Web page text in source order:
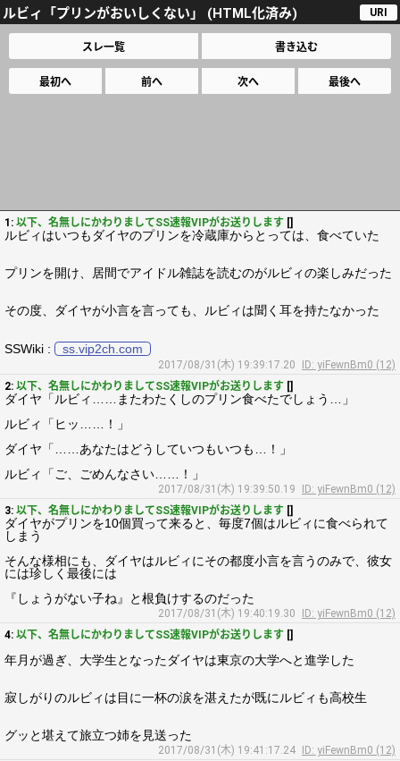
ルビィ「プリンがおいしくない」 (HTML化済み) URI
スレ一覧 書き込む
最初へ 前へ 次へ 最後へ
1: 以下、名無しにかわりましてSS速報VIPがお送りします []
ルビィはいつもダイヤのプリンを冷蔵庫からとっては、食べていた
プリンを開け、居間でアイドル雑誌を読むのがルビィの楽しみだった
その度、ダイヤが小言を言っても、ルビィは聞く耳を持たなかった
SSWiki : ss.vip2ch.com
2017/08/31(木) 19:39:17.20
ID: yiFewnBm0 (12)
2: 以下、名無しにかわりましてSS速報VIPがお送りします []
ダイヤ「ルビィ……またわたくしのプリン食べたでしょう…」
ルビィ「ヒッ……！」
ダイヤ「……あなたはどうしていつもいつも…！」
ルビィ「ご、ごめんなさい……！」
2017/08/31(木) 19:39:50.19
ID: yiFewnBm0 (12)
3: 以下、名無しにかわりましてSS速報VIPがお送りします []
ダイヤがプリンを10個買って来ると、毎度7個はルビィに食べられて
しまう
そんな様相にも、ダイヤはルビィにその都度小言を言うのみで、彼女
には珍しく最後には
『しょうがない子ね』と根負けするのだった
2017/08/31(木) 19:40:19.30
ID: yiFewnBm0 (12)
4: 以下、名無しにかわりましてSS速報VIPがお送りします []
年月が過ぎ、大学生となったダイヤは東京の大学へと進学した
寂しがりのルビィは目に一杯の涙を湛えたが既にルビィも高校生
グッと堪えて旅立つ姉を見送った
2017/08/31(木) 19:41:17.24
ID: yiFewnBm0 (12)